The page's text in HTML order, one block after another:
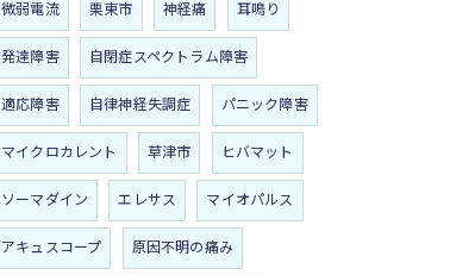
微弱電流 栗東市 神経痛 耳鳴り
発達障害 自閉症スペクトラム障害
適応障害 自律神経失調症 パニック障害
マイクロカレント 草津市 ヒバマット
ソーマダイン エレサス マイオパルス
アキュスコープ 原因不明の痛み